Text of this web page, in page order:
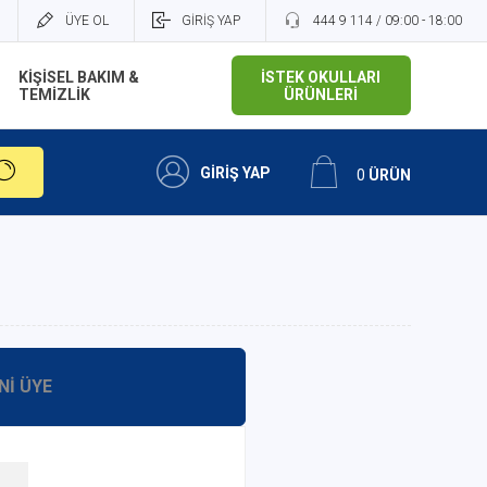
ÜYE OL GİRİŞ YAP 444 9 114 / 09:00 - 18:00
KİŞİSEL BAKIM &
TEMİZLİK
İSTEK OKULLARI
ÜRÜNLERİ
GİRİŞ YAP 0 ÜRÜN
ÜYE